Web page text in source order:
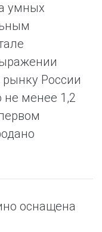
умных
России
не менее 1,2
оснащена